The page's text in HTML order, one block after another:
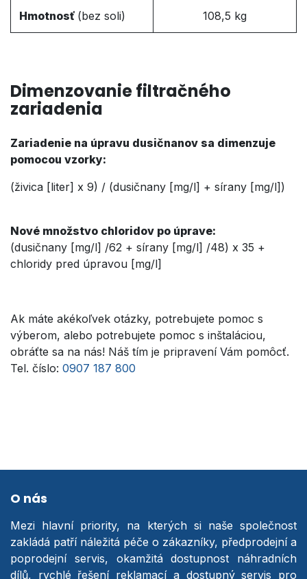
Hmotnosť (bez soli) 108,5 kg
Dimenzovanie filtračného
zariadenia
Zariadenie na úpravu dusičnanov sa dimenzuje
pomocou vzorky:
(živica [liter] x 9) / (dusičnany [mg/l] + sírany [mg/l])
Nové množstvo chloridov po úprave:
(dusičnany [mg/l] /62 + sírany [mg/l] /48) x 35 +
chloridy pred úpravou [mg/l]
Ak máte akékoľvek otázky, potrebujete pomoc s
výberom, alebo potrebujete pomoc s inštaláciou,
obráťte sa na nás! Náš tím je pripravení Vám pomôcť.
Tel. číslo: 0907 187 800
O nás
Mezi hlavní priority, na kterých si naše společnost
zakládá patří náležitá péče o zákazníky, předprodejní a
poprodejní servis, okamžitá dostupnost náhradních
dílů, rychlé řešení reklamací a dostupný servis pro